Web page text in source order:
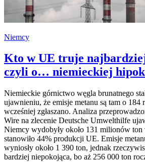
Niemcy
Kto w UE truje
czyli o… niemieckiej
Niemieckie górnictwo węgla brunatnego
ujawnieniu, że emisje metanu są tam o 184
wcześniej zgłaszano. Analiza
Wire na zlecenie Deutsche Umwelthilfe
Niemcy wydobyły około 131 milionów ton
stanowiło 44% produkcji UE. Emisje
wyniosły około 1 390 ton, jednak
bardziej niepokojąca, bo aż 256 000 ton